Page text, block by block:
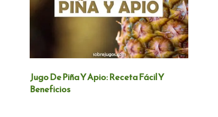
Jugo De Piña Y Apio: Receta Fácil Y
Beneficios